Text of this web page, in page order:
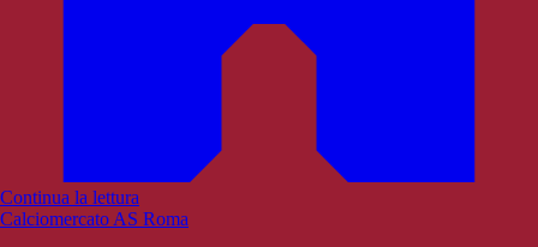
Continua la lettura
Calciomercato AS Roma